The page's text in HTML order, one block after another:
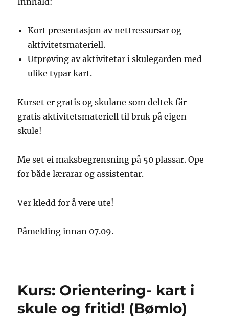
Kort presentasjon av nettressursar og
aktivitetsmateriell.
Utprøving av aktivitetar i skulegarden med
ulike typar kart.
Kurset er gratis og skulane som deltek får
gratis aktivitetsmateriell til bruk på eigen
skule!
Me set ei maksbegrensning på 50 plassar. Ope
for både lærarar og assistentar.
Ver kledd for å vere ute!
Påmelding innan 07.09.
Kurs: Orientering- kart i
skule og fritid! (Bømlo)